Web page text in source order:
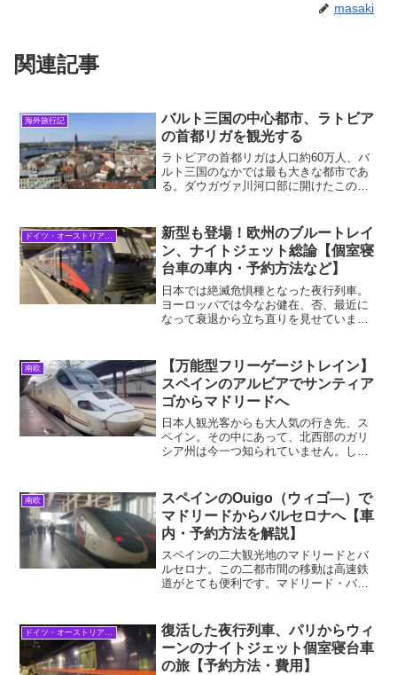
masaki
関連記事
海外旅行記
バルト三国の中心都市、ラトビア
の首都リガを観光する
ラトビアの首都リガは人口約60万人、バ
ルト三国のなかでは最も大きな都市であ
る。ダウガヴァ川河口部に開けたこの都
ア帝国においてモスクワ・サンクトペテ
ルブルクに次ぐ第三...
新型も登場！欧州のブルートレイ
ン、ナイトジェット総論【個室寝
台車の車内・予約方法など】
日本では絶滅危惧種となった夜行列車。
ヨーロッパでは今なお健在、否、最近に
なって衰退から立ち直りを見せていま
イトジェット（NJ）」です。ハプスブル
ク帝国の都ウィーンを中心...
南欧
【万能型フリーゲージトレイン】
スペインのアルビアでサンティア
ゴからマドリードへ
日本人観光客からも大人気の行き先、ス
ペイン。その中にあって、北西部のガリ
シア州は今一つ知られていません。しか
地域です。その州都サンティアゴ・デ・
コンポステーラは、キリス...
南欧
スペインのOuigo（ウィゴ―）で
マドリードからバルセロナへ【車
内・予約方法を解説】
スペインの二大観光地のマドリードとバ
ルセロナ。この二都市間の移動は高速鉄
道がとても便利です。マドリード・バル
放つのが、フランス国鉄が運行する格安
新幹線Ouigoです。6...
ドイツ・オーストリア・中欧
復活した夜行列車、パリからウィ
ーンのナイトジェット個室寝台車
の旅【予約方法・費用】